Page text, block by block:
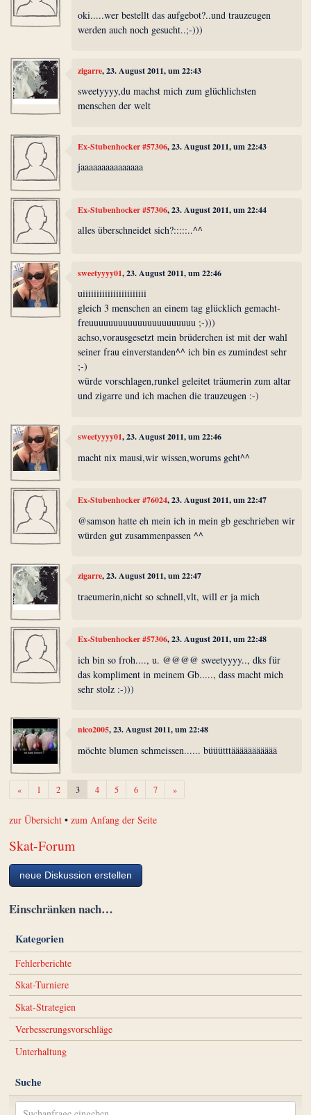
oki.....wer bestellt das aufgebot?..und trauzeugen
werden auch noch gesucht..;-)))
zigarre, 23. August 2011, um 22:43
sweetyyyy,du machst mich zum glüchlichsten
menschen der welt
Ex-Stubenhocker #57306, 23. August 2011, um 22:43
jaaaaaaaaaaaaaaa
Ex-Stubenhocker #57306, 23. August 2011, um 22:44
alles überschneidet sich?:::::..^^
sweetyyyy01, 23. August 2011, um 22:46
uiiiiiiiiiiiiiiiiiiiiiii
gleich 3 menschen an einem tag glücklich gemacht-
freuuuuuuuuuuuuuuuuuuuuuu ;-)))
achso,vorausgesetzt mein brüderchen ist mit der wahl
seiner frau einverstanden^^ ich bin es zumindest sehr
;-)
würde vorschlagen,runkel geleitet träumerin zum altar
und zigarre und ich machen die trauzeugen :-)
sweetyyyy01, 23. August 2011, um 22:46
macht nix mausi,wir wissen,worums geht^^
Ex-Stubenhocker #76024, 23. August 2011, um 22:47
@samson hatte eh mein ich in mein gb geschrieben wir
würden gut zusammenpassen ^^
zigarre, 23. August 2011, um 22:47
traeumerin,nicht so schnell,vlt, will er ja mich
Ex-Stubenhocker #57306, 23. August 2011, um 22:48
ich bin so froh...., u. @@@@ sweetyyyy.., dks für
das kompliment in meinem Gb....., dass macht mich
sehr stolz :-)))
nico2005, 23. August 2011, um 22:48
möchte blumen schmeissen...... büüütttäääääääääää
«Zurück1 2 3 4 5 6 7 »Weiter
zur Übersicht •zum Anfang der Seite
Skat-Forum
neue Diskussion erstellen
Einschränken nach…
Kategorien
Fehlerberichte
Skat-Turniere
Skat-Strategien
Verbesserungsvorschläge
Unterhaltung
Suche